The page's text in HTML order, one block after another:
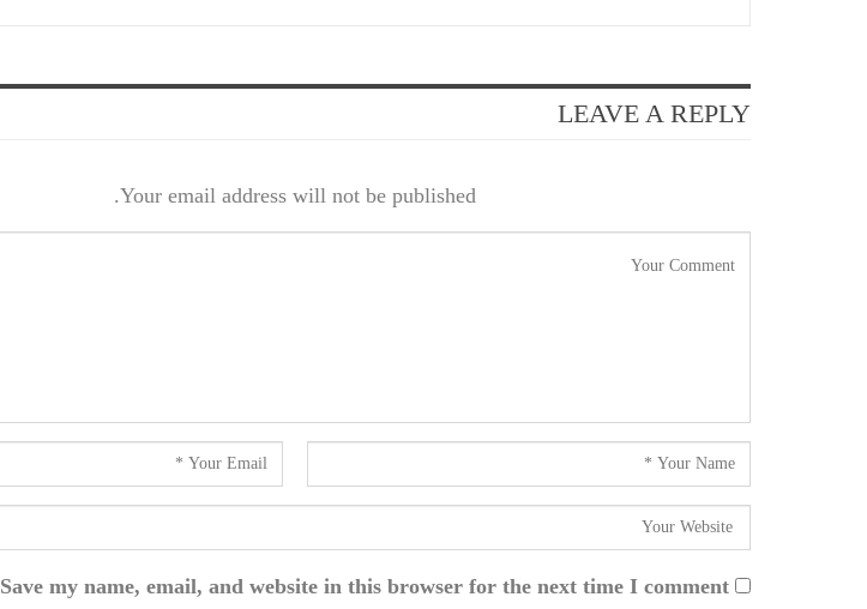
LEAVE A REPLY
Your email address will not be published.
Save my name, email, and website in this browser for the next time I comment.